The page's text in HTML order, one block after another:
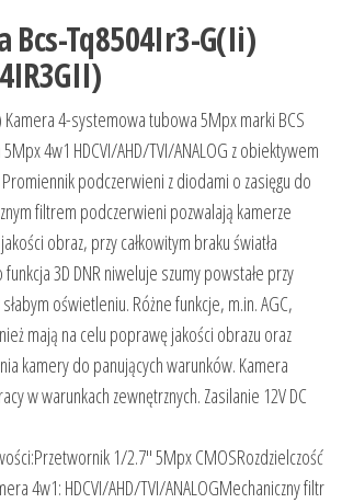
Bcs-Tq8504Ir3-G(Ii)
Kamera 4-systemowa tubowa 5Mpx marki BCS
4w1 HDCVI/AHD/TVI/ANALOG z obiektywem
podczerwieni z diodami o zasięgu do
filtrem podczerwieni pozwalają kamerze
obraz, przy całkowitym braku światła
3D DNR niweluje szumy powstałe przy
oświetleniu. Różne funkcje, m.in. AGC,
mają na celu poprawę jakości obrazu oraz
kamery do panujących warunków. Kamera
w warunkach zewnętrznych. Zasilanie 12V DC
1/2.7″ 5Mpx CMOSRozdzielczość
4w1: HDCVI/AHD/TVI/ANALOGMechaniczny filtr